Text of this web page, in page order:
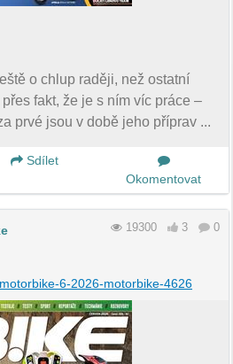
o chlup raději, než ostatní
fakt, že je s ním víc práce –
prvé jsou v době jeho příprav ...
Sdílet
Okomentovat
19300 3 0
6-2026-motorbike-4626